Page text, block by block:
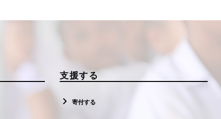
支援する
寄付する